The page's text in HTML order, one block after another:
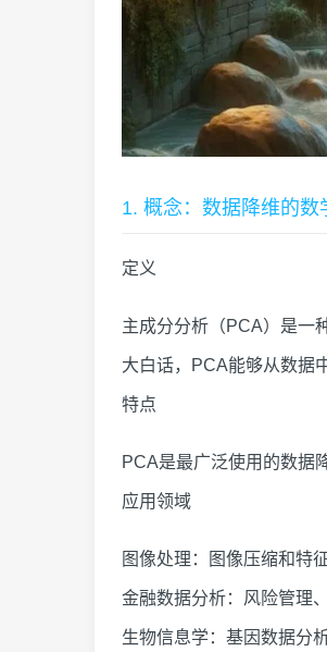
1. 概念：数据降维的数
定义
主成分分析（PCA）是一
大白话，PCA能够从数据
特点
PCA是最广泛使用的数据
应用领域
图像处理：图像压缩和特
金融数据分析：风险管理
生物信息学：基因数据分